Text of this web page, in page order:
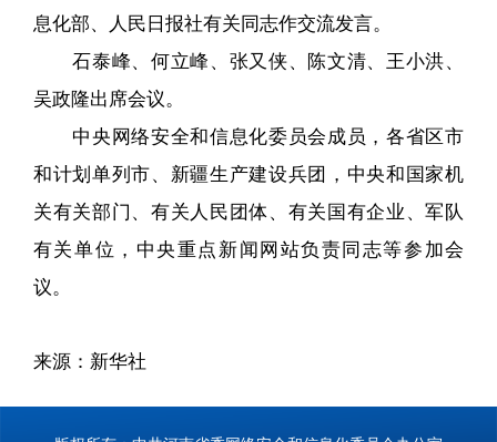
息化部、人民日报社有关同志作交流发言。
石泰峰、何立峰、张又侠、陈文清、王小洪、
吴政隆出席会议。
中央网络安全和信息化委员会成员，各省区市
和计划单列市、新疆生产建设兵团，中央和国家机
关有关部门、有关人民团体、有关国有企业、军队
有关单位，中央重点新闻网站负责同志等参加会
议。
来源：新华社